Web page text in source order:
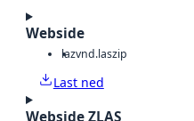
Webside
lazvnd.laszip
Last ned
Webside ZLAS